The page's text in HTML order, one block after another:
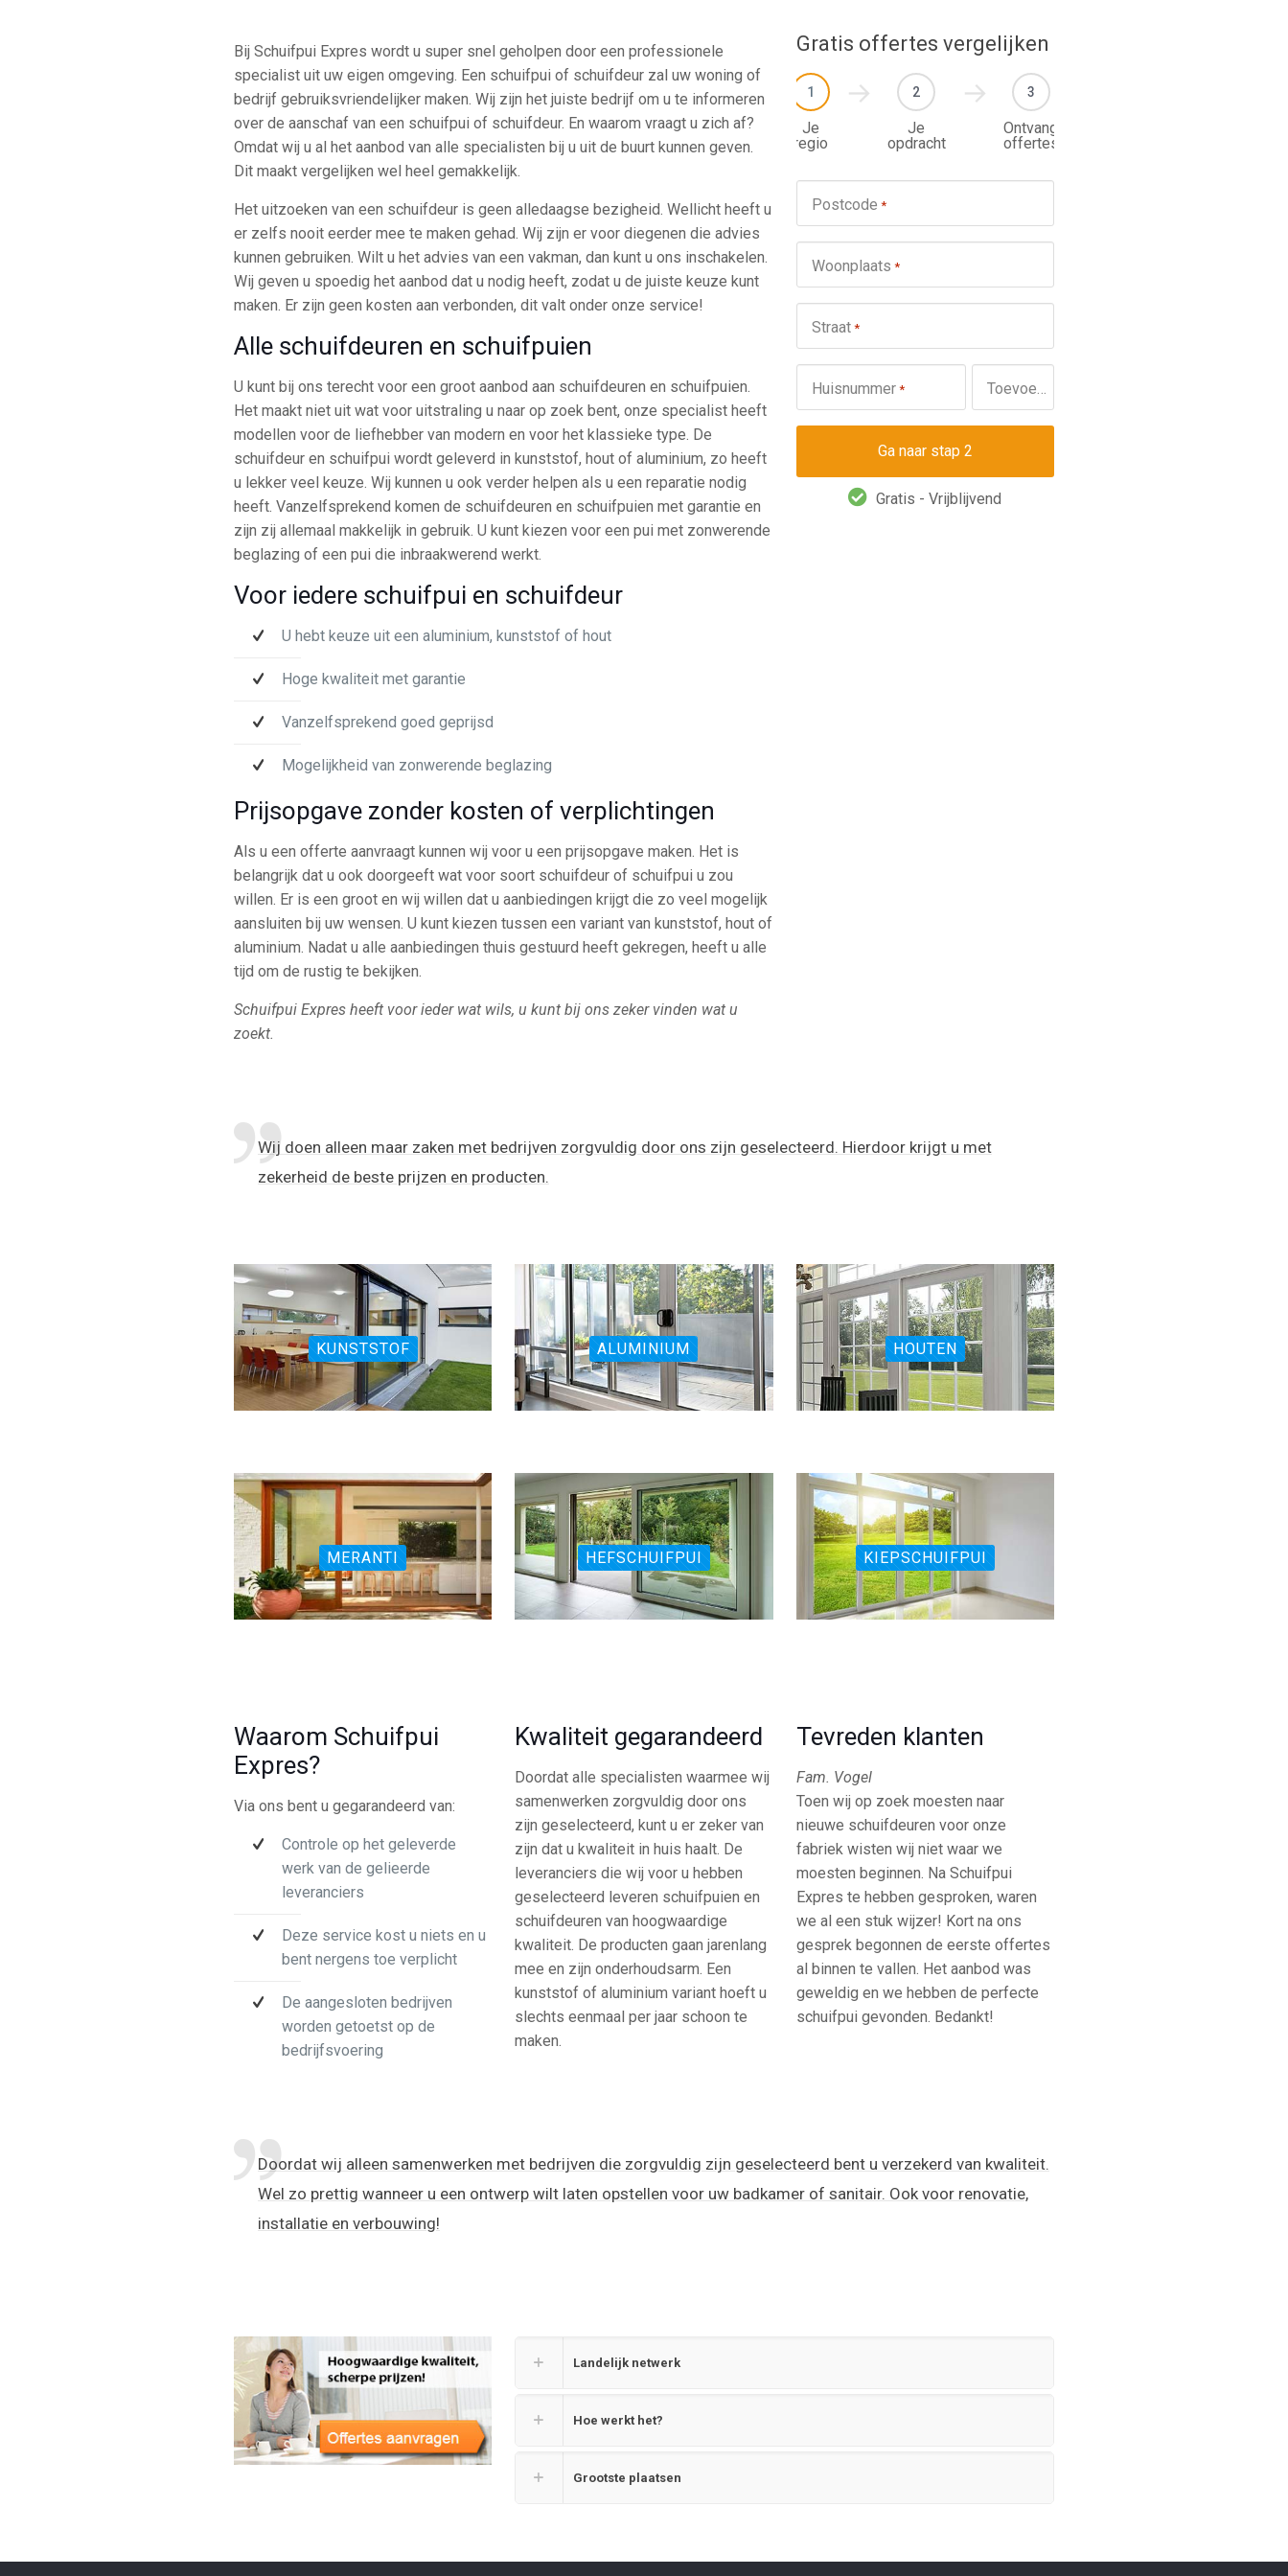
Bij Schuifpui Expres wordt u super snel geholpen door een professionele
specialist uit uw eigen omgeving. Een schuifpui of schuifdeur zal uw woning of
bedrijf gebruiksvriendelijker maken. Wij zijn het juiste bedrijf om u te informeren
over de aanschaf van een schuifpui of schuifdeur. En waarom vraagt u zich af?
Omdat wij u al het aanbod van alle specialisten bij u uit de buurt kunnen geven.
Dit maakt vergelijken wel heel gemakkelijk.
Het uitzoeken van een schuifdeur is geen alledaagse bezigheid. Wellicht heeft u
er zelfs nooit eerder mee te maken gehad. Wij zijn er voor diegenen die advies
kunnen gebruiken. Wilt u het advies van een vakman, dan kunt u ons inschakelen.
Wij geven u spoedig het aanbod dat u nodig heeft, zodat u de juiste keuze kunt
maken. Er zijn geen kosten aan verbonden, dit valt onder onze service!
Alle schuifdeuren en schuifpuien
U kunt bij ons terecht voor een groot aanbod aan schuifdeuren en schuifpuien.
Het maakt niet uit wat voor uitstraling u naar op zoek bent, onze specialist heeft
modellen voor de liefhebber van modern en voor het klassieke type. De
schuifdeur en schuifpui wordt geleverd in kunststof, hout of aluminium, zo heeft
u lekker veel keuze. Wij kunnen u ook verder helpen als u een reparatie nodig
heeft. Vanzelfsprekend komen de schuifdeuren en schuifpuien met garantie en
zijn zij allemaal makkelijk in gebruik. U kunt kiezen voor een pui met zonwerende
beglazing of een pui die inbraakwerend werkt.
Voor iedere schuifpui en schuifdeur
U hebt keuze uit een aluminium, kunststof of hout
Hoge kwaliteit met garantie
Vanzelfsprekend goed geprijsd
Mogelijkheid van zonwerende beglazing
Prijsopgave zonder kosten of verplichtingen
Als u een offerte aanvraagt kunnen wij voor u een prijsopgave maken. Het is
belangrijk dat u ook doorgeeft wat voor soort schuifdeur of schuifpui u zou
willen. Er is een groot en wij willen dat u aanbiedingen krijgt die zo veel mogelijk
aansluiten bij uw wensen. U kunt kiezen tussen een variant van kunststof, hout of
aluminium. Nadat u alle aanbiedingen thuis gestuurd heeft gekregen, heeft u alle
tijd om de rustig te bekijken.
Schuifpui Expres heeft voor ieder wat wils, u kunt bij ons zeker vinden wat u
zoekt.
Gratis offertes vergelijken
1
Je
regio
2
Je
opdracht
3
Ontvang
offertes
Postcode *
Woonplaats *
Straat *
Huisnummer * Toevoeging
Gratis - Vrijblijvend
Wij doen alleen maar zaken met bedrijven zorgvuldig door ons zijn geselecteerd. Hierdoor krijgt u met
zekerheid de beste prijzen en producten.
KUNSTSTOF ALUMINIUM HOUTEN
MERANTI HEFSCHUIFPUI KIEPSCHUIFPUI
Waarom Schuifpui
Expres?
Via ons bent u gegarandeerd van:
Controle op het geleverde
werk van de gelieerde
leveranciers
Deze service kost u niets en u
bent nergens toe verplicht
De aangesloten bedrijven
worden getoetst op de
bedrijfsvoering
Kwaliteit gegarandeerd
Doordat alle specialisten waarmee wij
samenwerken zorgvuldig door ons
zijn geselecteerd, kunt u er zeker van
zijn dat u kwaliteit in huis haalt. De
leveranciers die wij voor u hebben
geselecteerd leveren schuifpuien en
schuifdeuren van hoogwaardige
kwaliteit. De producten gaan jarenlang
mee en zijn onderhoudsarm. Een
kunststof of aluminium variant hoeft u
slechts eenmaal per jaar schoon te
maken.
Tevreden klanten
Fam. Vogel
Toen wij op zoek moesten naar
nieuwe schuifdeuren voor onze
fabriek wisten wij niet waar we
moesten beginnen. Na Schuifpui
Expres te hebben gesproken, waren
we al een stuk wijzer! Kort na ons
gesprek begonnen de eerste offertes
al binnen te vallen. Het aanbod was
geweldig en we hebben de perfecte
schuifpui gevonden. Bedankt!
Doordat wij alleen samenwerken met bedrijven die zorgvuldig zijn geselecteerd bent u verzekerd van kwaliteit.
Wel zo prettig wanneer u een ontwerp wilt laten opstellen voor uw badkamer of sanitair. Ook voor renovatie,
installatie en verbouwing!
Landelijk netwerk
Hoe werkt het?
Grootste plaatsen